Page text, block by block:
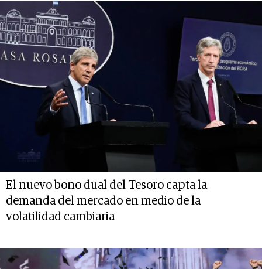
El nuevo bono dual del Tesoro capta la
demanda del mercado en medio de la
volatilidad cambiaria